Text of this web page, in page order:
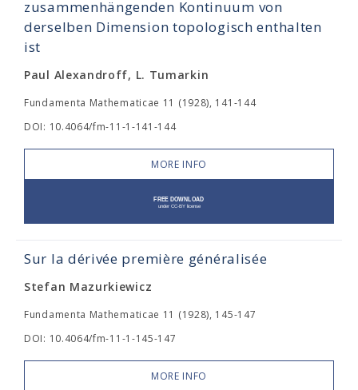
zusammenhängenden Kontinuum von
derselben Dimension topologisch enthalten
ist
Paul Alexandroff, L. Tumarkin
Fundamenta Mathematicae 11 (1928), 141-144
DOI: 10.4064/fm-11-1-141-144
MORE INFO
Sur la dérivée première généralisée
Stefan Mazurkiewicz
Fundamenta Mathematicae 11 (1928), 145-147
DOI: 10.4064/fm-11-1-145-147
MORE INFO